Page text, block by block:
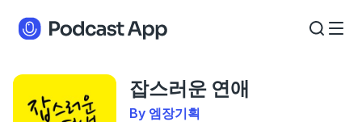
잡스러운 연애
By 엠장기획